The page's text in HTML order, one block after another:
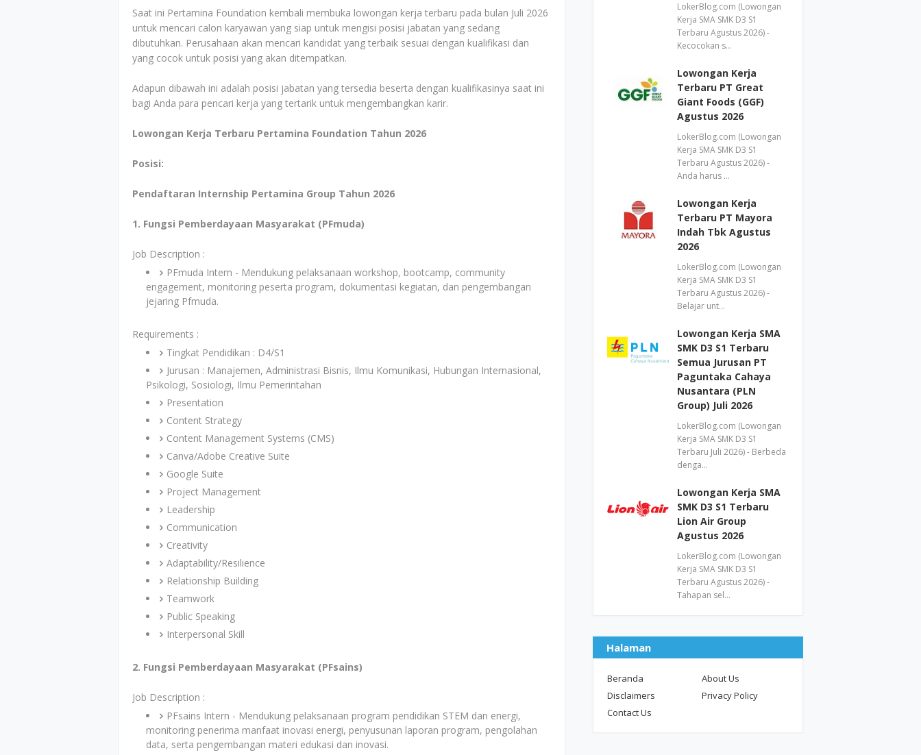
Saat ini Pertamina Foundation kembali membuka lowongan kerja terbaru pada bulan Juli 2026
untuk mencari calon karyawan yang siap untuk mengisi posisi jabatan yang sedang
dibutuhkan. Perusahaan akan mencari kandidat yang terbaik sesuai dengan kualifikasi dan
yang cocok untuk posisi yang akan ditempatkan.
Adapun dibawah ini adalah posisi jabatan yang tersedia beserta dengan kualifikasinya saat ini
bagi Anda para pencari kerja yang tertarik untuk mengembangkan karir.
Lowongan Kerja Terbaru Pertamina Foundation Tahun 2026
Posisi:
Pendaftaran Internship Pertamina Group Tahun 2026
1. Fungsi Pemberdayaan Masyarakat (PFmuda)
Job Description :
PFmuda Intern - Mendukung pelaksanaan workshop, bootcamp, community
engagement, monitoring peserta program, dokumentasi kegiatan, dan pengembangan
jejaring Pfmuda.
Requirements :
Tingkat Pendidikan : D4/S1
Jurusan : Manajemen, Administrasi Bisnis, Ilmu Komunikasi, Hubungan Internasional,
Psikologi, Sosiologi, Ilmu Pemerintahan
Presentation
Content Strategy
Content Management Systems (CMS)
Canva/Adobe Creative Suite
Google Suite
Project Management
Leadership
Communication
Creativity
Adaptability/Resilience
Relationship Building
Teamwork
Public Speaking
Interpersonal Skill
2. Fungsi Pemberdayaan Masyarakat (PFsains)
Job Description :
PFsains Intern - Mendukung pelaksanaan program pendidikan STEM dan energi,
monitoring penerima manfaat inovasi energi, penyusunan laporan program, pengolahan
data, serta pengembangan materi edukasi dan inovasi.
LokerBlog.com (Lowongan
Kerja SMA SMK D3 S1
Terbaru Agustus 2026) -
Kecocokan s…
Lowongan Kerja
Terbaru PT Great
Giant Foods (GGF)
Agustus 2026
LokerBlog.com (Lowongan
Kerja SMA SMK D3 S1
Terbaru Agustus 2026) -
Anda harus …
Lowongan Kerja
Terbaru PT Mayora
Indah Tbk Agustus
2026
LokerBlog.com (Lowongan
Kerja SMA SMK D3 S1
Terbaru Agustus 2026) -
Belajar unt…
Lowongan Kerja SMA
SMK D3 S1 Terbaru
Semua Jurusan PT
Paguntaka Cahaya
Nusantara (PLN
Group) Juli 2026
LokerBlog.com (Lowongan
Kerja SMA SMK D3 S1
Terbaru Juli 2026) - Berbeda
denga…
Lowongan Kerja SMA
SMK D3 S1 Terbaru
Lion Air Group
Agustus 2026
LokerBlog.com (Lowongan
Kerja SMA SMK D3 S1
Terbaru Agustus 2026) -
Tahapan sel…
Halaman
Beranda
About Us
Disclaimers
Privacy Policy
Contact Us